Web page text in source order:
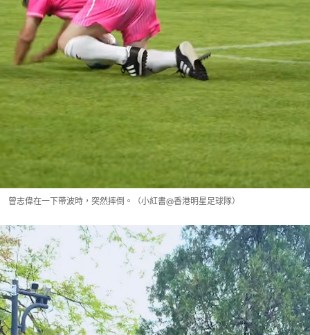
曾志偉在一下帶波時，突然摔倒。（小紅書@香港明星足球隊）